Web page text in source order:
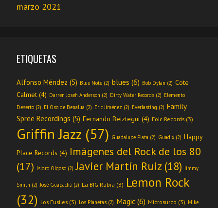
marzo 2021
ETIQUETAS
Alfonso Méndez (5) Blue Note (2) blues (6) Bob Dylan (2) Cote
Calmet (4) Darren Joseh Anderson (2) Dirty Water Records (2) Elemento
Deserto (2) El Oso de Benalúa (2) Eric Jiménez (2) Everlasting (2) Family
Spree Recordings (5) Fernando Beiztegui (4) Folc Records (3)
Griffin Jazz (57) Guadalupe Plata (2) Guadix (2) Happy
Place Records (4) Imágenes del Rock de los 80
(17) Isidro Olgoso (2) Javier Martín Ruiz (18) Jimmy
Smith (2) José Guapachá (2) La BIG Rabia (3) Lemon Rock
(32) Los Fusiles (3) Los Planetas (2) Magic (6) Microsurco (3) Mike